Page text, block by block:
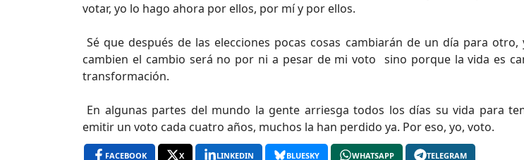
votar, yo lo hago ahora por ellos, por mí y por ellos.
Sé que después de las elecciones pocas cosas cambiarán de un día para otro,
cambien el cambio será no por ni a pesar de mi voto sino porque la vida es
transformación.
En algunas partes del mundo la gente arriesga todos los días su vida para
emitir un voto cada cuatro años, muchos la han perdido ya. Por eso, yo, voto.
FACEBOOK X LINKEDIN BLUESKY WHATSAPP TELEGRAM